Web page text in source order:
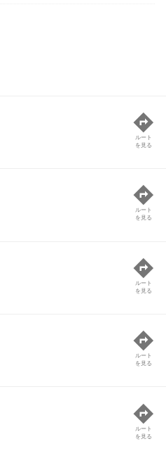
ルート
を見る
ルート
を見る
ルート
を見る
ルート
を見る
ルート
を見る